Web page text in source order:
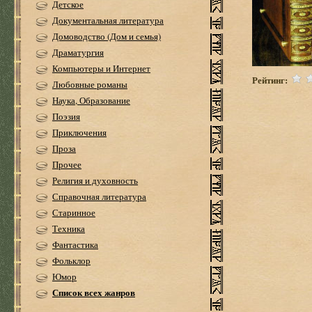
Детское
Документальная литература
Домоводство (Дом и семья)
Драматургия
Компьютеры и Интернет
Любовные романы
Наука, Образование
Поэзия
Приключения
Проза
Прочее
Религия и духовность
Справочная литература
Старинное
Техника
Фантастика
Фольклор
Юмор
Список всех жанров
Рейтинг: